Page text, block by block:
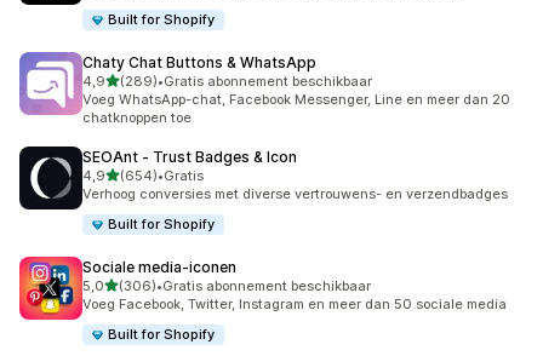
Built for Shopify
Chaty Chat Buttons & WhatsApp
4,9van 5 sterren
(289)
289 recensies in totaal
•Gratis abonnement beschikbaar
Voeg WhatsApp-chat, Facebook Messenger, Line en meer dan 20
chatknoppen toe
SEOAnt ‑ Trust Badges & Icon
4,9van 5 sterren
(654)
654 recensies in totaal
•Gratis
Verhoog conversies met diverse vertrouwens- en verzendbadges
Built for Shopify
Sociale media‑iconen
5,0van 5 sterren
(306)
306 recensies in totaal
•Gratis abonnement beschikbaar
Voeg Facebook, Twitter, Instagram en meer dan 50 sociale media
Built for Shopify